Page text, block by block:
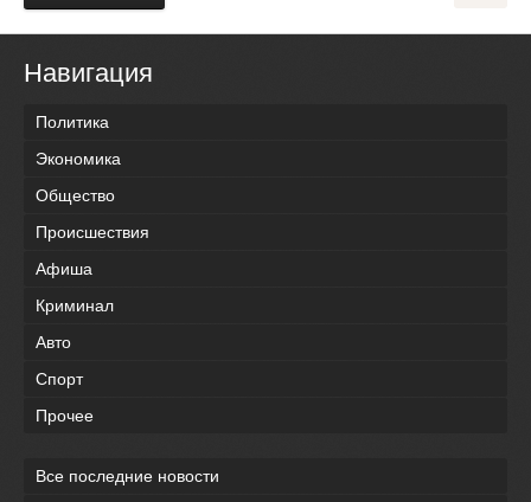
Навигация
Политика
Экономика
Общество
Происшествия
Афиша
Криминал
Авто
Спорт
Прочее
Все последние новости